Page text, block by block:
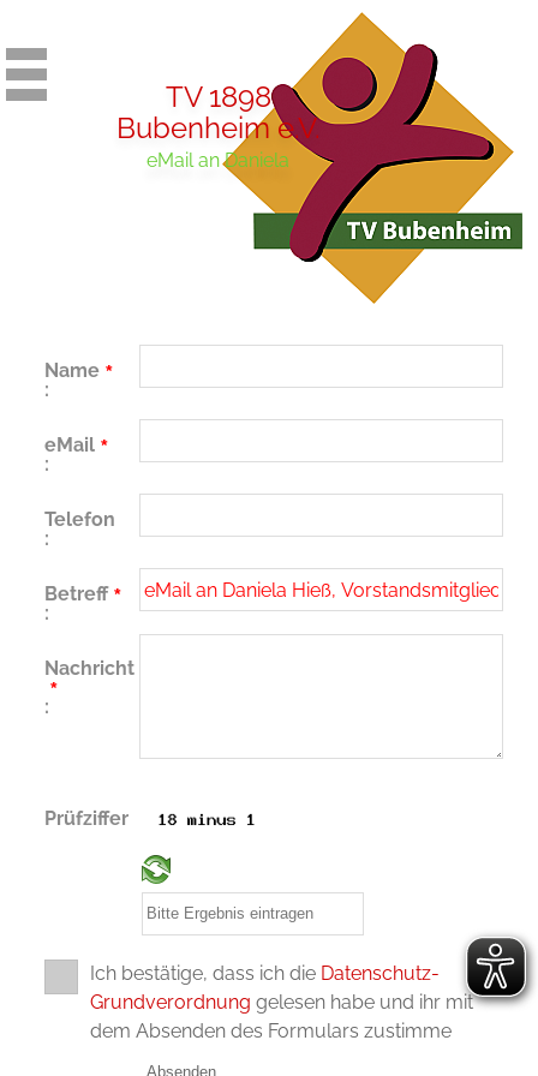
TV 1898
Bubenheim e.V.
eMail an Daniela
Name *
:
eMail *
:
Telefon
:
Betreff *
:
Nachricht
*
:
Prüfziffer
Ich bestätige, dass ich die Datenschutz-
Grundverordnung gelesen habe und ihr mit
dem Absenden des Formulars zustimme